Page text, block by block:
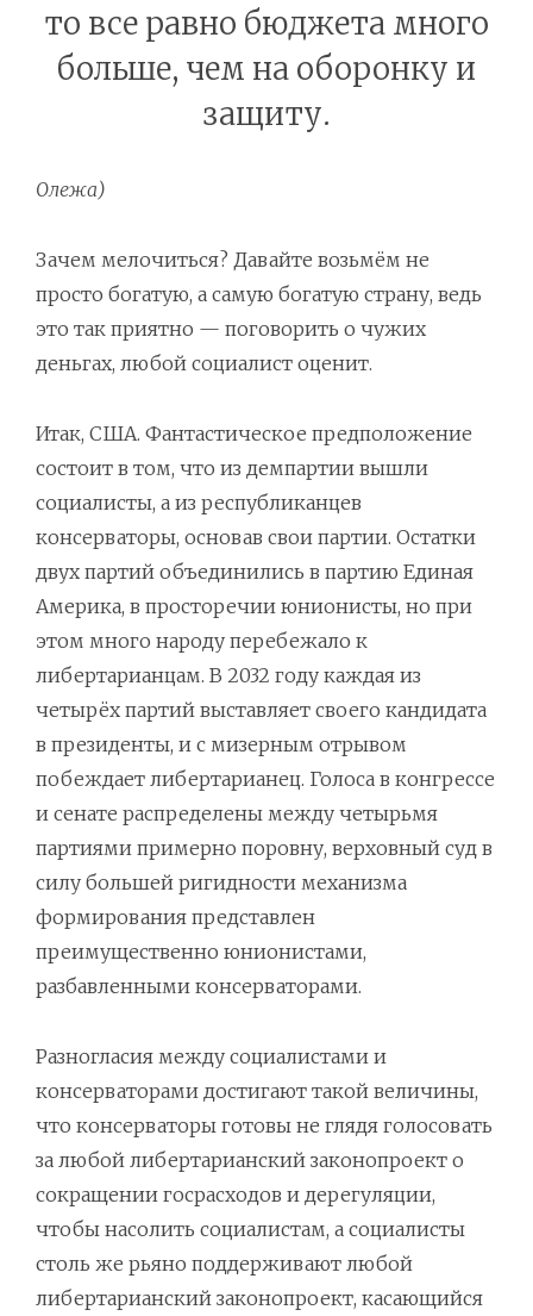
то все равно бюджета много
больше, чем на оборонку и
защиту.
Олежа)
Зачем мелочиться? Давайте возьмём не
просто богатую, а самую богатую страну, ведь
это так приятно — поговорить о чужих
деньгах, любой социалист оценит.
Итак, США. Фантастическое предположение
состоит в том, что из демпартии вышли
социалисты, а из республиканцев
консерваторы, основав свои партии. Остатки
двух партий объединились в партию Единая
Америка, в просторечии юнионисты, но при
этом много народу перебежало к
либертарианцам. В 2032 году каждая из
четырёх партий выставляет своего кандидата
в президенты, и с мизерным отрывом
побеждает либертарианец. Голоса в конгрессе
и сенате распределены между четырьмя
партиями примерно поровну, верховный суд в
силу большей ригидности механизма
формирования представлен
преимущественно юнионистами,
разбавленными консерваторами.
Разногласия между социалистами и
консерваторами достигают такой величины,
что консерваторы готовы не глядя голосовать
за любой либертарианский законопроект о
сокращении госрасходов и дерегуляции,
чтобы насолить социалистам, а социалисты
столь же рьяно поддерживают любой
либертарианский законопроект, касающийся